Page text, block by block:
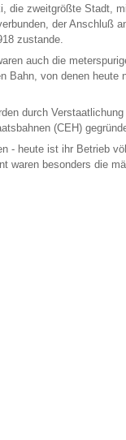
die zweitgrößte Stadt,
der Anschluß
zustande.
auch die
Bahn, von denen heute
durch
(CEH)
- heute ist ihr Betrieb
waren besonders die